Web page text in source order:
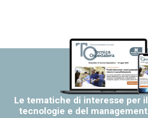
Le tematiche di interesse per
tecnologie e del